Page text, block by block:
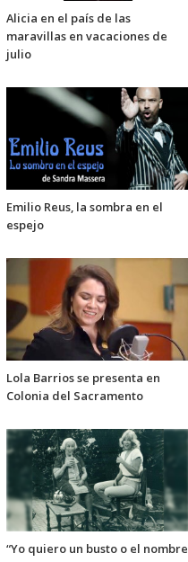
Alicia en el país de las
maravillas en vacaciones de
julio
Emilio Reus, la sombra en el
espejo
Lola Barrios se presenta en
Colonia del Sacramento
“Yo quiero un busto o el nombre